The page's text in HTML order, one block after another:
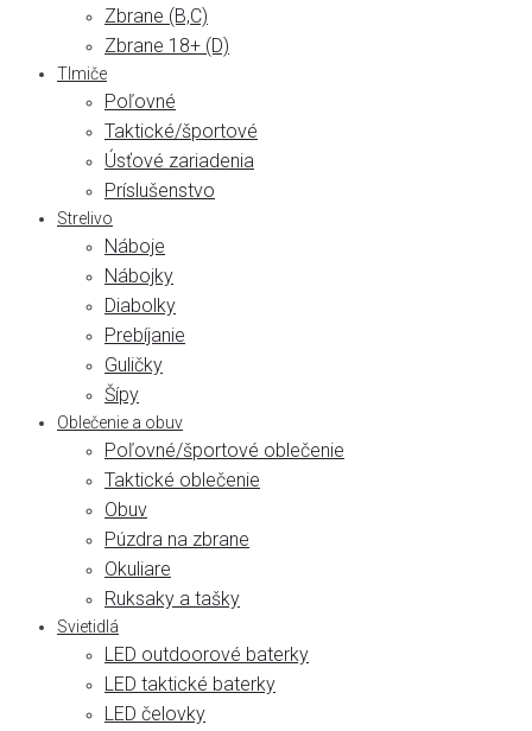
Zbrane (B,C)
Zbrane 18+ (D)
Tlmiče
Poľovné
Taktické/športové
Úsťové zariadenia
Príslušenstvo
Strelivo
Náboje
Nábojky
Diabolky
Prebíjanie
Guličky
Šípy
Oblečenie a obuv
Poľovné/športové oblečenie
Taktické oblečenie
Obuv
Púzdra na zbrane
Okuliare
Ruksaky a tašky
Svietidlá
LED outdoorové baterky
LED taktické baterky
LED čelovky